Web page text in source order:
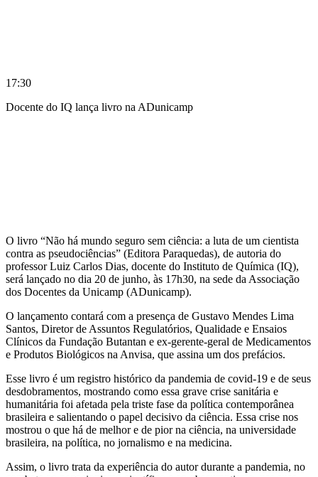
17:30
Docente do IQ lança livro na ADunicamp
O livro “Não há mundo seguro sem ciência: a luta de um cientista
contra as pseudociências” (Editora Paraquedas), de autoria do
professor Luiz Carlos Dias, docente do Instituto de Química (IQ),
será lançado no dia 20 de junho, às 17h30, na sede da Associação
dos Docentes da Unicamp (ADunicamp).
O lançamento contará com a presença de Gustavo Mendes Lima
Santos, Diretor de Assuntos Regulatórios, Qualidade e Ensaios
Clínicos da Fundação Butantan e ex-gerente-geral de Medicamentos
e Produtos Biológicos na Anvisa, que assina um dos prefácios.
Esse livro é um registro histórico da pandemia de covid-19 e de seus
desdobramentos, mostrando como essa grave crise sanitária e
humanitária foi afetada pela triste fase da política contemporânea
brasileira e salientando o papel decisivo da ciência. Essa crise nos
mostrou o que há de melhor e de pior na ciência, na universidade
brasileira, na política, no jornalismo e na medicina.
Assim, o livro trata da experiência do autor durante a pandemia, no